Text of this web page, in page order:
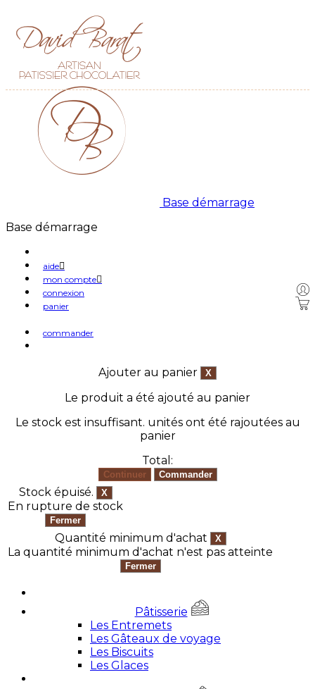
Base démarrage
Base démarrage
aide
mon compte
connexion
panier
commander
Ajouter au panier
Le produit a été ajouté au panier
Le stock est insuffisant. unités ont été rajoutées au
panier
Total:
Stock épuisé.
En rupture de stock
Quantité minimum d'achat
La quantité minimum d'achat n'est pas atteinte
Pâtisserie
Les Entremets
Les Gâteaux de voyage
Les Biscuits
Les Glaces